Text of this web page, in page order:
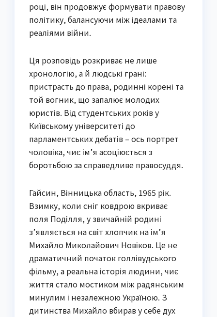
році, він продовжує формувати правову
політику, балансуючи між ідеалами та
реаліями війни.
Ця розповідь розкриває не лише
хронологію, а й людські грані:
пристрасть до права, родинні корені та
той вогник, що запалює молодих
юристів. Від студентських років у
Київському університеті до
парламентських дебатів – ось портрет
чоловіка, чиє ім’я асоціюється з
боротьбою за справедливе правосуддя.
Гайсин, Вінницька область, 1965 рік.
Взимку, коли сніг ковдрою вкриває
поля Поділля, у звичайній родині
з’являється на світ хлопчик на ім’я
Михайло Миколайович Новіков. Це не
драматичний початок голлівудського
фільму, а реальна історія людини, чиє
життя стало мостиком між радянським
минулим і незалежною Україною. З
дитинства Михайло вбирав у себе дух